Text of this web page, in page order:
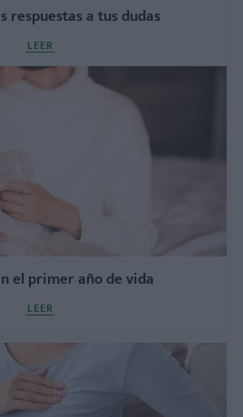
respuestas a tus dudas
LEER
el primer año de vida
LEER